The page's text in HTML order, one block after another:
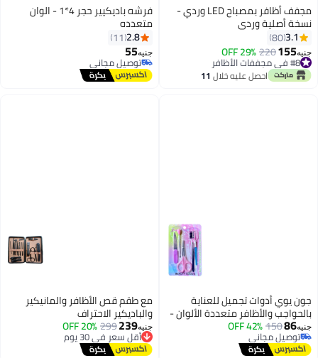
مجفف أظافر بمصباح LED وردي -
نسخة أصلية وردي
3.1
80
جنيه155
220
29% OFF #8 في مجففات الأظافر
تم بيع +10 مؤخرًا
#8 في مجففات الأظافر احصل عليه خلال 11
اغسطس
فرشه باديكيير حجر 4*1 - الوان
متعدده
2.8
11
جنيه55
توصيل مجاني
توصيل مجاني
جون يوي أدوات تجميل للعناية
بالحواجب والأظافر متعددة الألوان -
5 قطع
جنيه86
150
42% OFF
توصيل مجاني
توصيل مجاني
مع طقم قص الأظافر والمانيكير
والباديكير الاحتراف
جنيه239
299
20% OFFأقل سعر في 30 يوم
توصيل مجاني
أقل سعر في 30 يوم